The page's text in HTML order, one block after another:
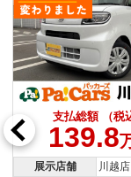
支払総額 （税
139.8
展示店舗
川越店